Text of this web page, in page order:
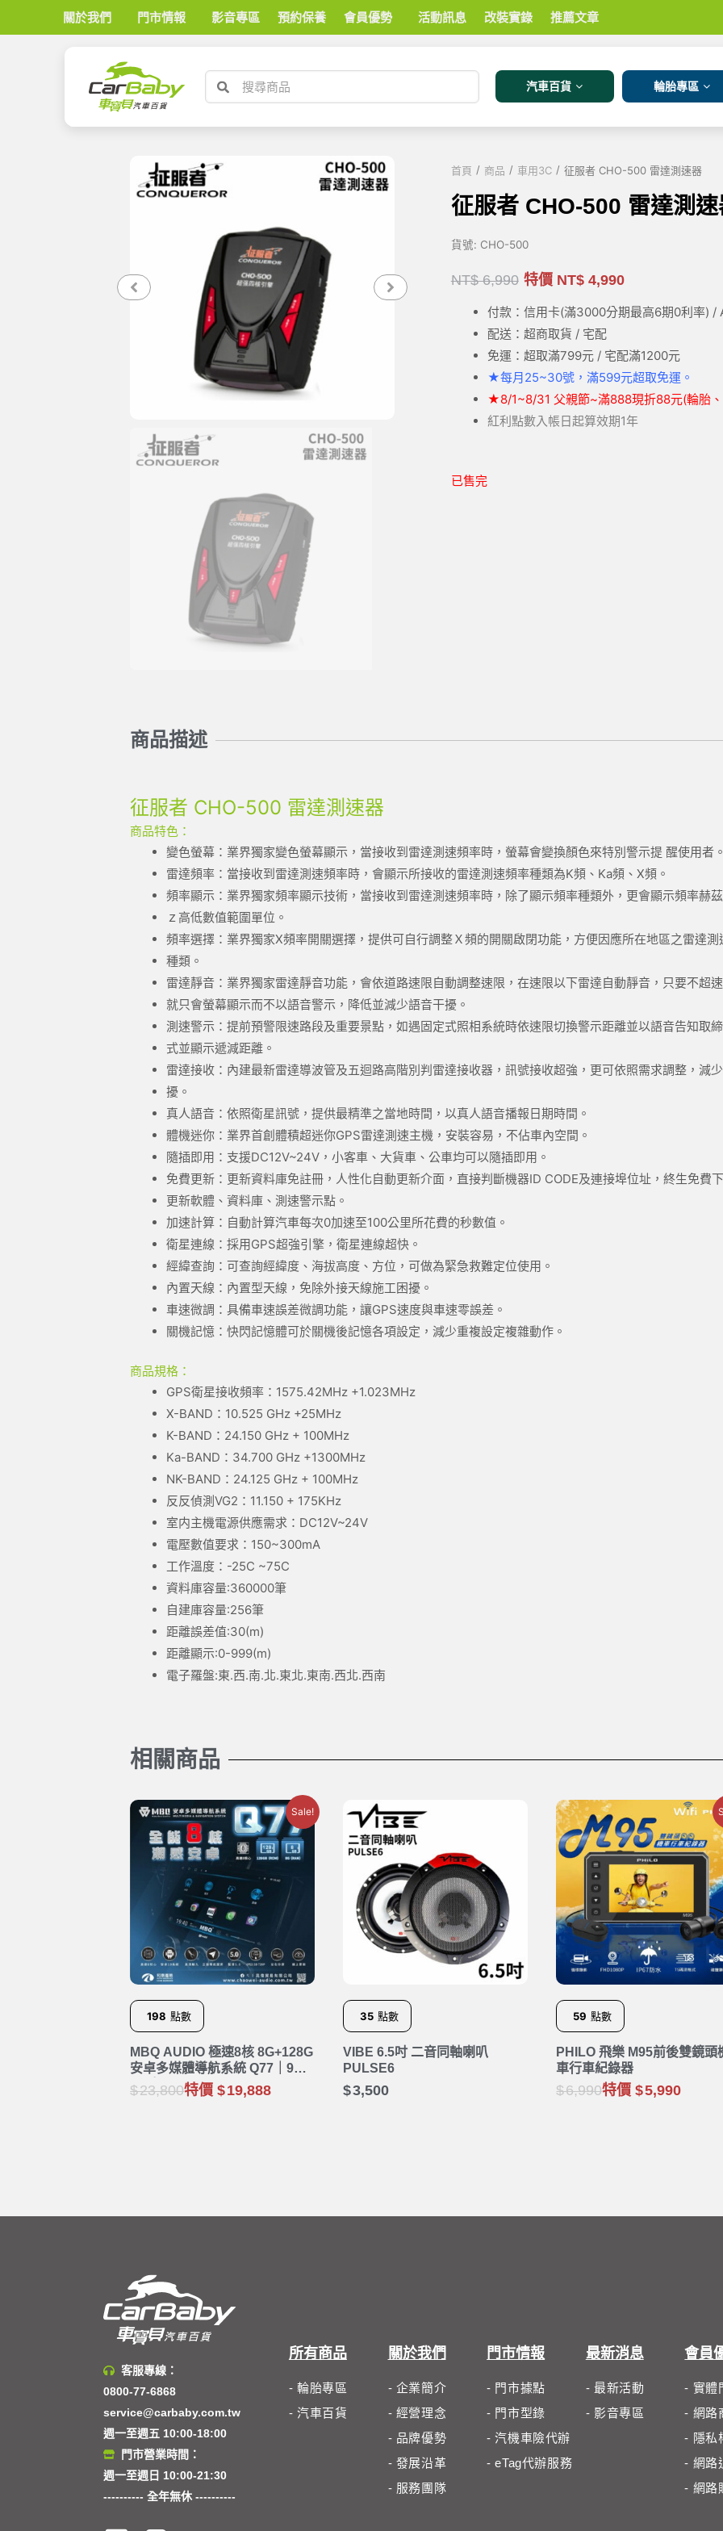
關於我們 門市情報 影音專區 預約保養 會員優勢 活動訊息 改裝實錄 推薦文章
汽車百貨 輪胎專區
首頁 / 商品 / 車用3C / 征服者 CHO-500 雷達測速器
征服者 CHO-500 雷達測速
貨號: CHO-500
NT$6,990 特價 NT$4,990
付款：信用卡(滿3000分期最高6期0利率) /
配送：超商取貨 / 宅配
免運：超取滿799元 / 宅配滿1200元
★每月25~30號，滿599元超取免運。
★8/1~8/31 父親節~滿888現折88元(輪胎
紅利點數入帳日起算效期1年
已售完
商品描述
征服者 CHO-500 雷達測速器
商品特色：
變色螢幕：業界獨家變色螢幕顯示，當接收到雷達測速頻率時，螢幕會變換顏色來特別警示提 醒使用者
雷達頻率：當接收到雷達測速頻率時，會顯示所接收的雷達測速頻率種類為K頻、Ka頻、X頻。
頻率顯示：業界獨家頻率顯示技術，當接收到雷達測速頻率時，除了顯示頻率種類外，更會顯示頻率赫
ｚ高低數值範圍單位。
頻率選擇：業界獨家X頻率開關選擇，提供可自行調整Ｘ頻的開關啟閉功能，方便因應所在地區之雷達測
種類。
雷達靜音：業界獨家雷達靜音功能，會依道路速限自動調整速限，在速限以下雷達自動靜音，只要不超
就只會螢幕顯示而不以語音警示，降低並減少語音干擾。
測速警示：提前預警限速路段及重要景點，如遇固定式照相系統時依速限切換警示距離並以語音告知取
式並顯示遞減距離。
雷達接收：內建最新雷達導波管及五迴路高階別判雷達接收器，訊號接收超強，更可依照需求調整，減
擾。
真人語音：依照衛星訊號，提供最精準之當地時間，以真人語音播報日期時間。
體機迷你：業界首創體積超迷你GPS雷達測速主機，安裝容易，不佔車內空間。
隨插即用：支援DC12V~24V，小客車、大貨車、公車均可以隨插即用。
免費更新：更新資料庫免註冊，人性化自動更新介面，直接判斷機器ID CODE及連接埠位址，終生免費
更新軟體、資料庫、測速警示點。
加速計算：自動計算汽車每次0加速至100公里所花費的秒數值。
衛星連線：採用GPS超強引擎，衛星連線超快。
經緯查詢：可查詢經緯度、海拔高度、方位，可做為緊急救難定位使用。
內置天線：內置型天線，免除外接天線施工困擾。
車速微調：具備車速誤差微調功能，讓GPS速度與車速零誤差。
關機記憶：快閃記憶體可於關機後記憶各項設定，減少重複設定複雜動作。
商品規格：
GPS衛星接收頻率：1575.42MHz +1.023MHz
X-BAND：10.525 GHz +25MHz
K-BAND：24.150 GHz + 100MHz
Ka-BAND：34.700 GHz +1300MHz
NK-BAND：24.125 GHz + 100MHz
反反偵測VG2：11.150 + 175KHz
室内主機電源供應需求：DC12V~24V
電壓數值要求：150~300mA
工作溫度：-25C ~75C
資料庫容量:360000筆
自建庫容量:256筆
距離誤差值:30(m)
距離顯示:0-999(m)
電子羅盤:東.西.南.北.東北.東南.西北.西南
相關商品
Sale!
198 點數
MBQ AUDIO 極速8核 8G+128G
安卓多媒體導航系統 Q77｜9吋
10吋
23,800特價 19,888
35 點數
VIBE 6.5吋 二音同軸喇叭
PULSE6
3,500
59 點數
PHILO 飛樂 M95前後雙鏡頭
車行車紀錄器
6,990特價 5,990
客服專線：
0800-77-6868
service@carbaby.com.tw
週一至週五 10:00-18:00
門市營業時間：
週一至週日 10:00-21:30
---------- 全年無休 ----------
所有商品
- 輪胎專區
- 汽車百貨
關於我們
- 企業簡介
- 經營理念
- 品牌優勢
- 發展沿革
- 服務團隊
門市情報
- 門市據點
- 門市型錄
- 汽機車險代辦
- eTag代辦服務
最新消息
- 最新活動
- 影音專區
會員
- 實體
- 網路
- 隱私
- 網路
- 網路